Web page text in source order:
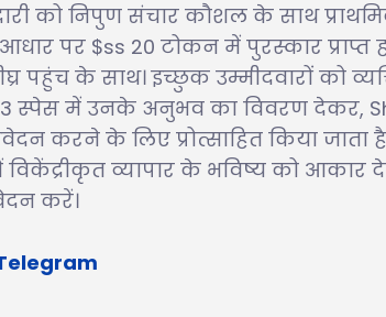
को निपुण संचार कौशल के साथ
पर $ss 20 टोकन में पुरस्कार प्राप्त
पहुंच के साथ। इच्छुक उम्मीदवारों को
स्पेस में उनके अनुभव का विवरण देकर,
करने के लिए प्रोत्साहित किया जाता
विकेंद्रीकृत व्यापार के भविष्य को
करें।